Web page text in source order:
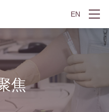
EN
焦